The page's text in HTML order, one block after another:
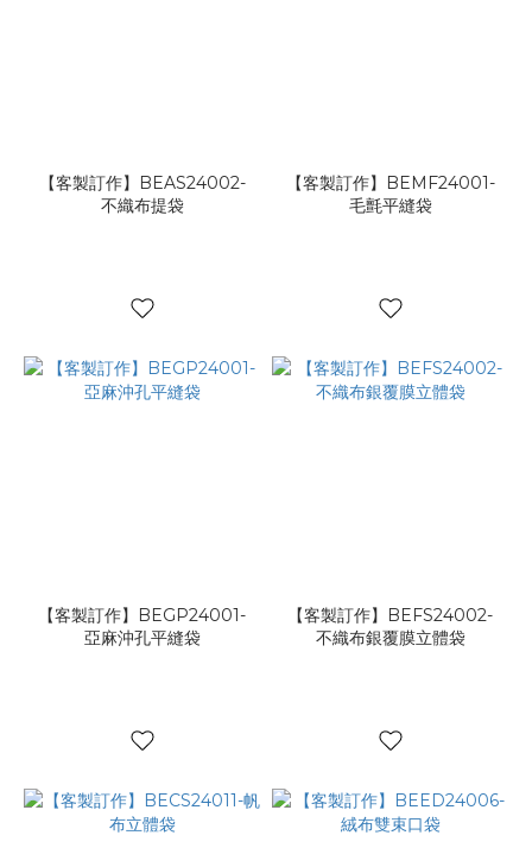
【客製訂作】BEAS24002-
不織布提袋
【客製訂作】BEMF24001-
毛氈平縫袋
【客製訂作】BEGP24001-
亞麻沖孔平縫袋
【客製訂作】BEFS24002-
不織布銀覆膜立體袋